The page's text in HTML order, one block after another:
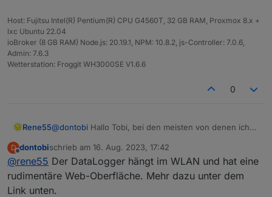
Host: Fujitsu Intel(R) Pentium(R) CPU G4560T, 32 GB RAM, Proxmox 8.x +
lxc Ubuntu 22.04
ioBroker (8 GB RAM) Node.js: 20.19.1, NPM: 10.8.2, js-Controller: 7.0.6,
Admin: 7.6.3
Wetterstation: Froggit WH3000SE V1.6.6
0
Rene55@dontobi Hallo Tobi, bei den meisten von denen ich
kenne die "großen" Wechselrichter nicht so gut.
Datalogger LSW-3 heißt was? Kommst du per
Netzwerk/WLAN da dran? Ich denke, die Frage geht in
D
Offline
dontobischrieb am 16. Aug. 2023, 17:42
zuletzt editiert von
@rene55 Der DataLogger hängt im WLAN und hat eine
rudimentäre Web-Oberfläche. Mehr dazu unter dem
Link unten.